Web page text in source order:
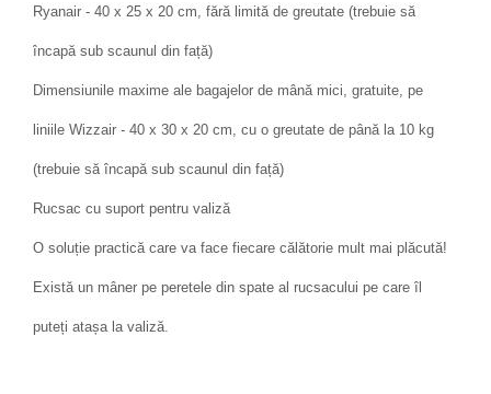
Ryanair - 40 x 25 x 20 cm, fără limită de greutate (trebuie să
încapă sub scaunul din față)
Dimensiunile maxime ale bagajelor de mână mici, gratuite, pe
liniile Wizzair - 40 x 30 x 20 cm, cu o greutate de până la 10 kg
(trebuie să încapă sub scaunul din față)
Rucsac cu suport pentru valiză
O soluție practică care va face fiecare călătorie mult mai plăcută!
Există un mâner pe peretele din spate al rucsacului pe care îl
puteți atașa la valiză.